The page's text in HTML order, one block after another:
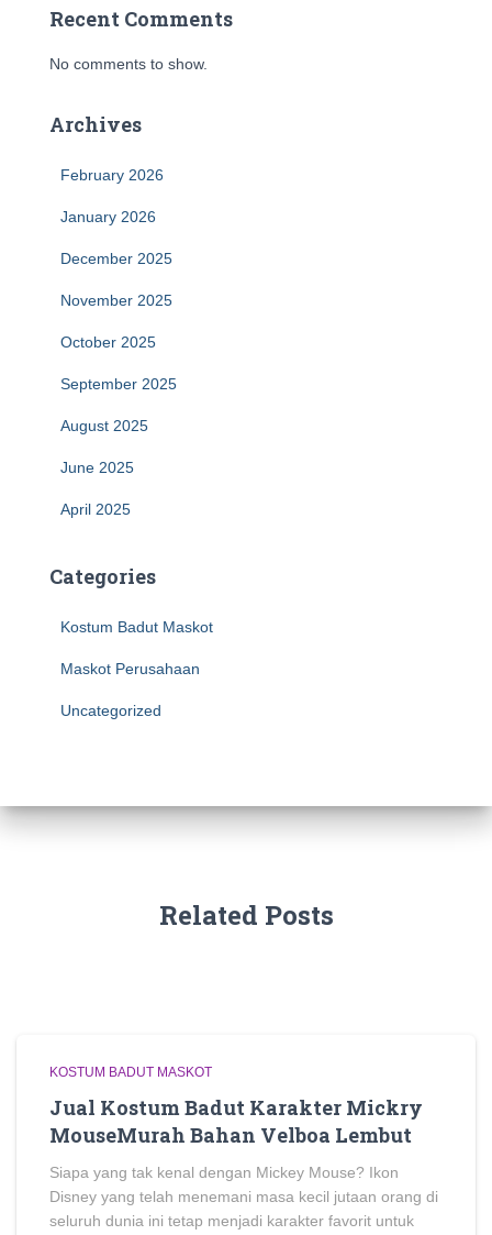
Recent Comments
No comments to show.
Archives
February 2026
January 2026
December 2025
November 2025
October 2025
September 2025
August 2025
June 2025
April 2025
Categories
Kostum Badut Maskot
Maskot Perusahaan
Uncategorized
Related Posts
KOSTUM BADUT MASKOT
Jual Kostum Badut Karakter Mickry
MouseMurah Bahan Velboa Lembut
Siapa yang tak kenal dengan Mickey Mouse? Ikon
Disney yang telah menemani masa kecil jutaan orang di
seluruh dunia ini tetap menjadi karakter favorit untuk